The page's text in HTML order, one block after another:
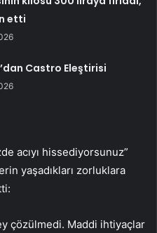
etti
Castro Eleştirisi
acıyı hissediyorsunuz”
yaşadıkları zorluklara
çözülmedi. Maddi ihtiyaçlar